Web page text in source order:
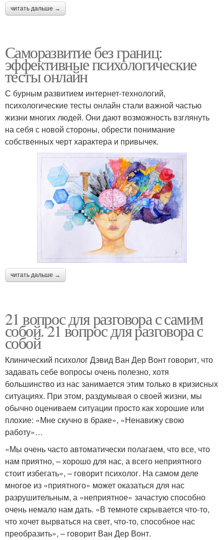
читать дальше →
Саморазвитие без границ:
эффективные психологические
тесты онлайн
С бурным развитием интернет-технологий,
психологические тесты онлайн стали важной частью
жизни многих людей. Они дают возможность взглянуть
на себя с новой стороны, обрести понимание
собственных черт характера и привычек.
читать дальше →
21 вопрос для разговора с самим
собой. 21 вопрос для разговора с
собой
Клинический психолог Дэвид Ван Дер Вонт говорит, что
задавать себе вопросы очень полезно, хотя
большинство из нас занимается этим только в кризисных
ситуациях. При этом, раздумывая о своей жизни, мы
обычно оцениваем ситуации просто как хорошие или
плохие: «Мне скучно в браке», «Ненавижу свою
работу»…
«Мы очень часто автоматически полагаем, что все, что
нам приятно, – хорошо для нас, а всего неприятного
стоит избегать», – говорит психолог. На самом деле
многое из «приятного» может оказаться для нас
разрушительным, а «неприятное» зачастую способно
очень немало нам дать. «В темноте скрывается что-то,
что хочет вырваться на свет, что-то, способное нас
преобразить», – говорит Ван Дер Вонт.